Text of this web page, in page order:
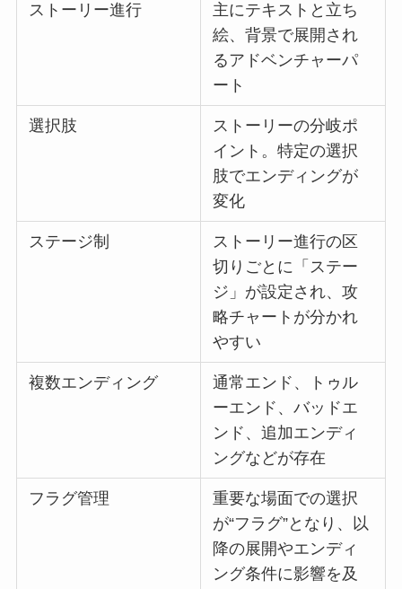
ストーリー進行
主にテキストと立ち
絵、背景で展開され
るアドベンチャーパ
ート
選択肢
ストーリーの分岐ポ
イント。特定の選択
肢でエンディングが
変化
ステージ制
ストーリー進行の区
切りごとに「ステー
ジ」が設定され、攻
略チャートが分かれ
やすい
複数エンディング
通常エンド、トゥル
ーエンド、バッドエ
ンド、追加エンディ
ングなどが存在
フラグ管理
重要な場面での選択
が“フラグ”となり、以
降の展開やエンディ
ング条件に影響を及